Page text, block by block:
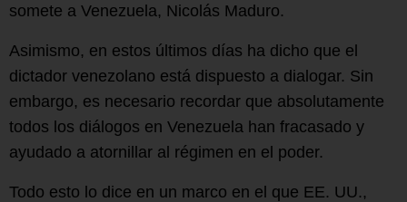
somete a Venezuela, Nicolás Maduro.
Asimismo, en estos últimos días ha dicho que el
dictador venezolano está dispuesto a dialogar. Sin
embargo, es necesario recordar que absolutamente
todos los diálogos en Venezuela han fracasado y
ayudado a atornillar al régimen en el poder.
Todo esto lo dice en un marco en el que EE. UU.,